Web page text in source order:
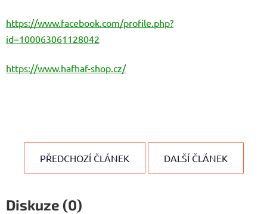
https://www.facebook.com/profile.php?
id=100063061128042
https://www.hafhaf-shop.cz/
PŘEDCHOZÍ ČLÁNEK DALŠÍ ČLÁNEK
Diskuze (0)